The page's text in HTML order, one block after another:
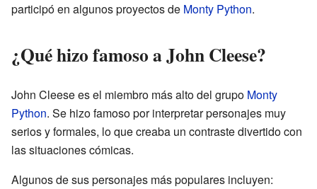
participó en algunos proyectos de Monty Python.
¿Qué hizo famoso a John Cleese?
John Cleese es el miembro más alto del grupo Monty
Python. Se hizo famoso por interpretar personajes muy
serios y formales, lo que creaba un contraste divertido con
las situaciones cómicas.
Algunos de sus personajes más populares incluyen: